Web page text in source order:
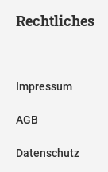
Rechtliches
Impressum
AGB
Datenschutz